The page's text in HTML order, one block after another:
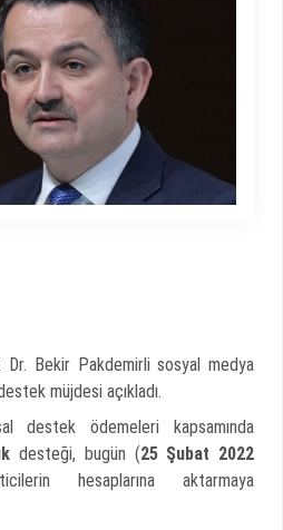
Dr. Bekir Pakdemirli sosyal medya
müjdesi açıkladı.
destek ödemeleri kapsamında
desteği, bugün (25 Şubat 2022
hesaplarına aktarmaya